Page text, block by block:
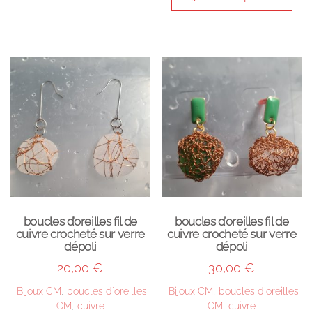
boucles d’oreilles fil de
cuivre crocheté sur verre
dépoli
20,00€
Bijoux CM
boucles d'oreilles
CM cuivre
boucles d’oreilles fil de
cuivre crocheté sur verre
dépoli
30,00€
Bijoux CM
boucles d'oreilles
CM cuivre